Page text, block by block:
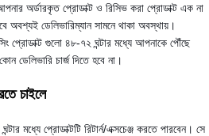
অর্ডারকৃত প্রোডাক্ট ও রিসিভ করা প্রোডাক্ট এক না
অবশ্যই ডেলিভারিম্যান সামনে থাকা অবস্থায়।
প্রোডাক্ট গুলো ৪৮-৭২ ঘন্টার মধ্যে আপনাকে পৌঁছে
ডেলিভারি চার্জ দিতে হবে না।
চাইলে
মধ্যে প্রোডাক্টটি রিটার্ন/এক্সচেঞ্জ করতে পারবেন। সে